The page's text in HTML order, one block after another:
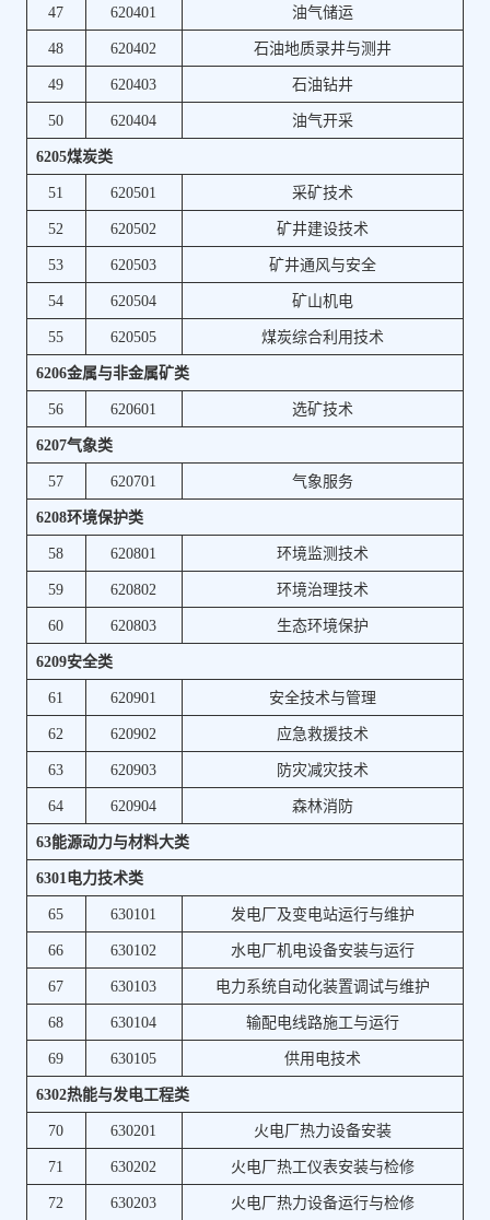
47
620401
油气储运
48
620402
石油地质录井与测井
49
620403
石油钻井
50
620404
油气开采
6205煤炭类
51
620501
采矿技术
52
620502
矿井建设技术
53
620503
矿井通风与安全
54
620504
矿山机电
55
620505
煤炭综合利用技术
6206金属与非金属矿类
56
620601
选矿技术
6207气象类
57
620701
气象服务
6208环境保护类
58
620801
环境监测技术
59
620802
环境治理技术
60
620803
生态环境保护
6209安全类
61
620901
安全技术与管理
62
620902
应急救援技术
63
620903
防灾减灾技术
64
620904
森林消防
63能源动力与材料大类
6301电力技术类
65
630101
发电厂及变电站运行与维护
66
630102
水电厂机电设备安装与运行
67
630103
电力系统自动化装置调试与维护
68
630104
输配电线路施工与运行
69
630105
供用电技术
6302热能与发电工程类
70
630201
火电厂热力设备安装
71
630202
火电厂热工仪表安装与检修
72
630203 火电厂热力设备运行与检修